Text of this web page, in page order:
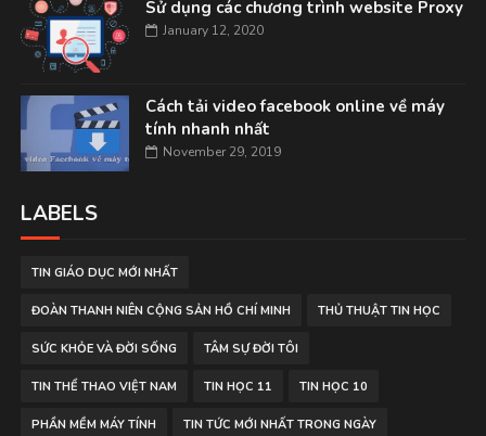
Sử dụng các chương trình website Proxy
January 12, 2020
Cách tải video facebook online về máy
tính nhanh nhất
November 29, 2019
LABELS
TIN GIÁO DỤC MỚI NHẤT
ĐOÀN THANH NIÊN CỘNG SẢN HỒ CHÍ MINH THỦ THUẬT TIN HỌC
SỨC KHỎE VÀ ĐỜI SỐNG TÂM SỰ ĐỜI TÔI
TIN THỂ THAO VIỆT NAM TIN HỌC 11 TIN HỌC 10
PHẦN MỀM MÁY TÍNH TIN TỨC MỚI NHẤT TRONG NGÀY